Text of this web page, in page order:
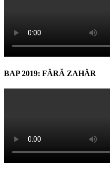
BAP 2019: FĂRĂ ZAHĂR